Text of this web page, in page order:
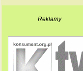
Reklamy